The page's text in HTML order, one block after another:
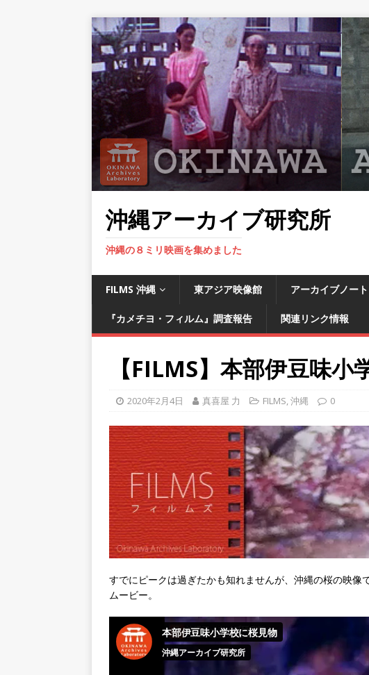
沖縄アーカイブ研究所
沖縄の８ミリ映画を集めました
FILMS 沖縄 東アジア映像館 アーカイブノート
『カメチヨ・フィルム』調査報告 関連リンク情報
【FILMS】本部伊豆味小
2020年2月4日 真喜屋 力 FILMS,沖縄 0
すでにピークは過ぎたかも知れませんが、沖縄の桜の映像
ムービー。